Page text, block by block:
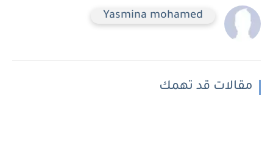
Yasmina mohamed
مقالات قد تهمك